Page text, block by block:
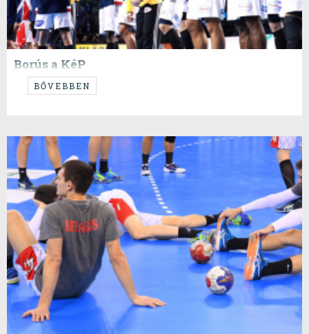
Borús a KéP
...KP8.BŐVEBBEN